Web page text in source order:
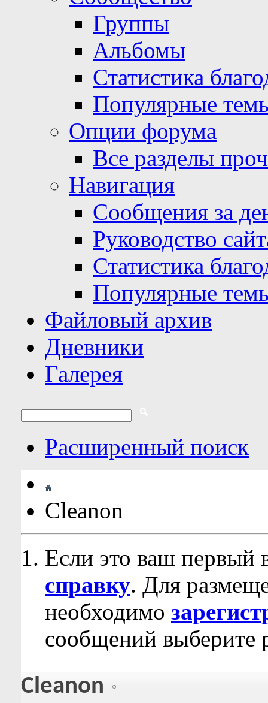
Группы
Альбомы
Статистика
Популярные
Опции форума
Все разделы
Навигация
Сообщения за
Руководство
Статистика
Популярные
Файловый архив
Дневники
Галерея
Расширенный поиск
Cleanon
Если это ваш первый
справку. Для
необходимо
сообщений выберите
Cleanon